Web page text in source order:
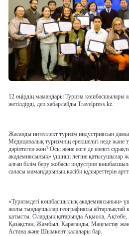
12 өңірдің мамандары Туризм көшбасшылары
жетілдірді, деп хабарлайды Travelpress.kz.
Жасанды интеллект туризм индустриясын
Медициналық туризмнің ерекшелігі неде және
дәріптеген жөн? Осы және өзге де өзекті
академиясының» үшінші легіне қатысушылар
алған білім беру жобасы индустрия
саласы мамандарының кәсіби құзыреттерін
«Туризмдегі көшбасшылық академиясының»
жолы тыңдаушылар географиясы айтарлықтай
қатысты. Олардың қатарында Ақмола,
Қазақстан, Жамбыл, Қарағанды, Маңғыстау
Астана және Шымкент қалалары бар.